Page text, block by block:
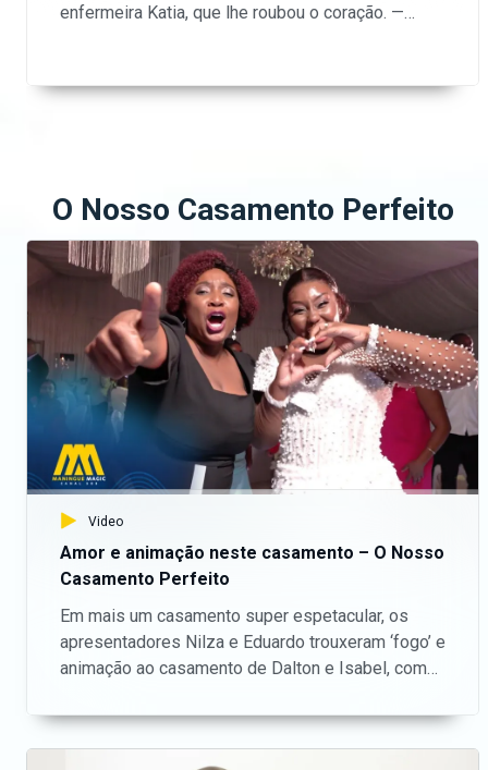
enfermeira Katia, que lhe roubou o coração. —
do entretenimento Moçambicano na TV no
https://www.facebook.com/ManingueMagic Nos
segue no Twitter:
https://twitter.com/ManingueMagic, no Instagram:
https://www.instagram.com/maninguemagic/ e no
https://www.tiktok.com/@maninguemagic_official
para não perderes as novidades do teu canal
favorito.
O Nosso Casamento Perfeito
Video
Amor e animação neste casamento – O Nosso
Casamento Perfeito
Em mais um casamento super espetacular, os
apresentadores Nilza e Eduardo trouxeram ‘fogo’ e
animação ao casamento de Dalton e Isabel, com
dos pontos altos do casamento. — Aceda o nosso
site oficial aqui: https://bit.ly/maninguemagic